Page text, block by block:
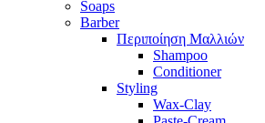
Soaps
Barber
Περιποίηση Μαλλιών
Shampoo
Conditioner
Styling
Wax-Clay